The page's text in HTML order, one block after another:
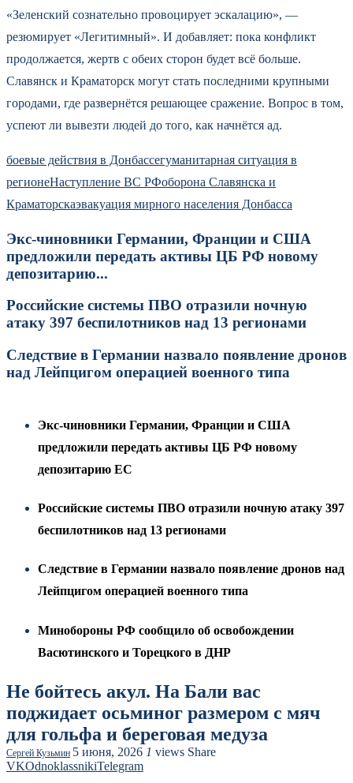
«Зеленский сознательно провоцирует эскалацию», —
резюмирует «Легитимный». И добавляет: пока конфликт
продолжается, жертв с обеих сторон будет всё больше.
Славянск и Краматорск могут стать последними крупными
городами, где развернётся решающее сражение. Вопрос в том,
успеют ли вывезти людей до того, как начнётся ад.
боевые действия в Донбассегуманитарная ситуация в
регионеНаступление ВС РФоборона Славянска и
Краматорскаэвакуация мирного населения Донбасса
Экс-чиновники Германии, Франции и США
предложили передать активы ЦБ РФ новому
депозитарию...
Российские системы ПВО отразили ночную
атаку 397 беспилотников над 13 регионами
Следствие в Германии назвало появление дронов
над Лейпцигом операцией военного типа
Экс-чиновники Германии, Франции и США
предложили передать активы ЦБ РФ новому
депозитарию ЕС
Российские системы ПВО отразили ночную атаку 397
беспилотников над 13 регионами
Следствие в Германии назвало появление дронов над
Лейпцигом операцией военного типа
Минобороны РФ сообщило об освобождении
Васютинского и Торецкого в ДНР
Не бойтесь акул. На Бали вас
поджидает осьминог размером с мяч
для гольфа и береговая медуза
Сергей Кузьмин 5 июня, 2026 1 views Share
VKOdnoklassnikiTelegram